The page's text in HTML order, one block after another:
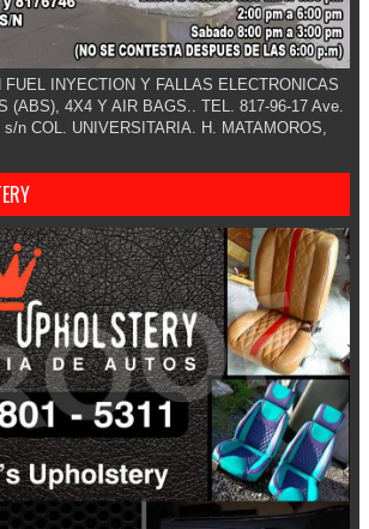
INYECTION Y FALLAS ELECTRONICAS
(ABS), 4X4 Y AIR BAGS.. TEL. 817-96-17 Ave.
n COL. UNIVERSITARIA. H. MATAMOROS,